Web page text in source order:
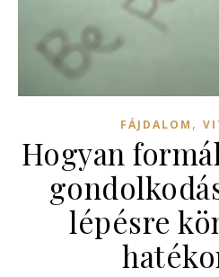
FÁJDALOM ,
Hogyan
lépésre